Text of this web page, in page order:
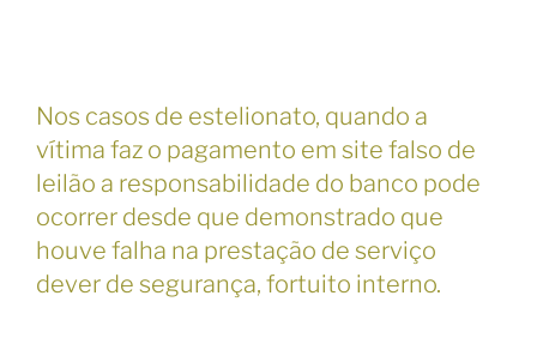
Nos casos de estelionato, quando a
vítima faz o pagamento em site falso de
leilão a responsabilidade do banco pode
ocorrer desde que demonstrado que
houve falha na prestação de serviço
dever de segurança, fortuito interno.